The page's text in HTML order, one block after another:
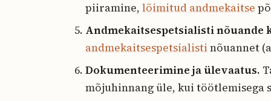
piiramine, lõimitud andmekaitse
Andmekaitsespetsialisti nõuande
andmekaitsespetsialistinõuannet
Dokumenteerimine ja ülevaatus.
mõjuhinnang üle, kui töötlemisega